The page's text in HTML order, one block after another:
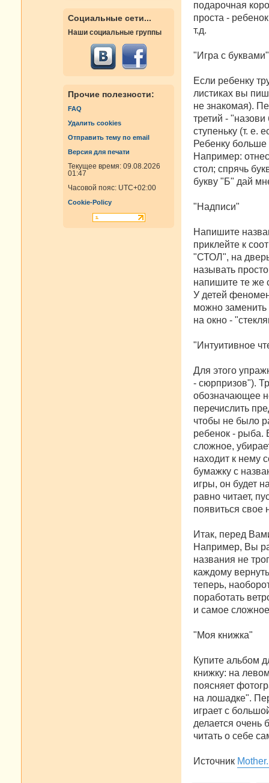
Социальные сети...
Наши социальные группы
Прочие полезности:
FAQ
Удалить cookies
Отправить тему по email
Версия для печати
Текущее время: 09.08.2026
01:47
Часовой пояс: UTC+02:00
Cookie-Policy
подарочная
проста -
т.д.
"Игра с буквами"
Если ребенку
листиках вы
не знакомая).
третий -
ступеньку (т. е.
Ребенку больше
Например:
стол; спрячь
букву "Б" дай
"Надписи"
Напишите
приклейте к
"СТОЛ", на
называть
напишите те же
У детей
можно
на окно -
"Интуитивное
Для этого
- сюрпризов").
обозначающее
перечислить
чтобы не было
ребенок - рыба.
сложное,
находит к нему
бумажку с
игры, он будет
равно читает,
появиться свое
Итак, перед
Например, Вы
названия не
каждому
теперь,
поработать
и самое
"Моя книжка"
Купите альбом
книжку: на
поясняет
на лошадке".
играет с
делается очень
читать о себе
Источник